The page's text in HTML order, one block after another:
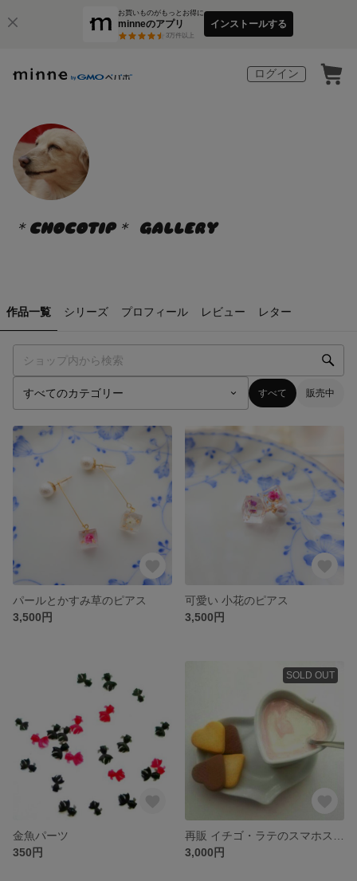
お買いものがもっとお得に
minneのアプリ
3万件以上
インストールする
ログイン
＊CHOCOTIP＊ GALLERY
作品一覧 シリーズ プロフィール レビュー レター
すべて 販売中
パールとかすみ草のピアス
3,500円
可愛い 小花のピアス
3,500円
金魚パーツ
350円
SOLD OUT
3,000円